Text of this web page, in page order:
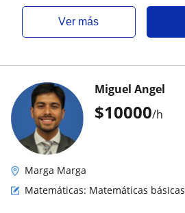
ver más
$10000/h
Miguel Angel
Marga Marga
Matemáticas: Matemáticas básicas